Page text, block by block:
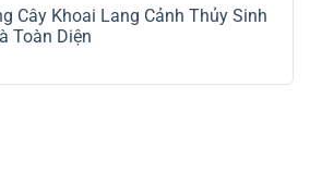
Cây Khoai Lang Cảnh Thủy Sinh
Toàn Diện